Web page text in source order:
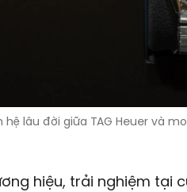
lâu đời giữa TAG Heuer và
hiệu, trải nghiệm tại